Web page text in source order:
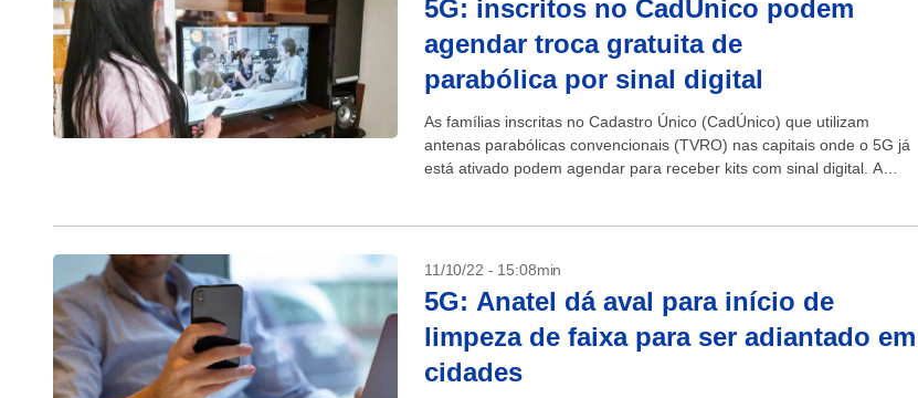
5G: inscritos no CadÚnico podem
agendar troca gratuita de
parabólica por sinal digital
As famílias inscritas no Cadastro Único (CadÚnico) que utilizam
antenas parabólicas convencionais (TVRO) nas capitais onde o 5G já
está ativado podem agendar para receber kits com sinal digital. A
11/10/22 - 15:08min
5G: Anatel dá aval para início de
limpeza de faixa para ser adiantado em
cidades